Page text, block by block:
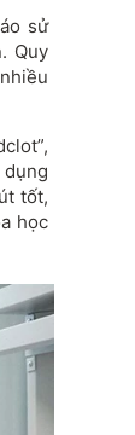
sử
Quy
tốt,
học